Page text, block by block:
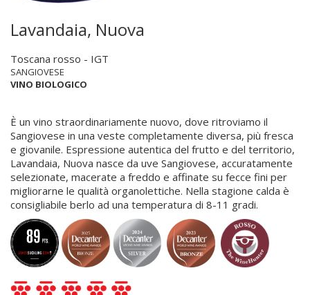
Lavandaia, Nuova
Toscana rosso - IGT
SANGIOVESE
VINO BIOLOGICO
È un vino straordinariamente nuovo, dove ritroviamo il
Sangiovese in una veste completamente diversa, più fresca
e giovanile. Espressione autentica del frutto e del territorio,
Lavandaia, Nuova nasce da uve Sangiovese, accuratamente
selezionate, macerate a freddo e affinate su fecce fini per
migliorarne le qualità organolettiche. Nella stagione calda è
consigliabile berlo ad una temperatura di 8-11 gradi.